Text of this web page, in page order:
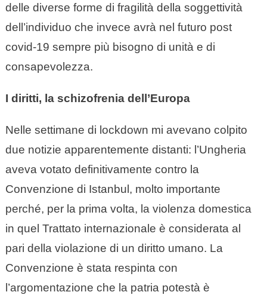
delle diverse forme di fragilità della soggettività
dell’individuo che invece avrà nel futuro post
covid-19 sempre più bisogno di unità e di
consapevolezza.
I diritti, la schizofrenia dell’Europa
Nelle settimane di lockdown mi avevano colpito
due notizie apparentemente distanti: l’Ungheria
aveva votato definitivamente contro la
Convenzione di Istanbul, molto importante
perché, per la prima volta, la violenza domestica
in quel Trattato internazionale è considerata al
pari della violazione di un diritto umano. La
Convenzione è stata respinta con
l’argomentazione che la patria potestà è